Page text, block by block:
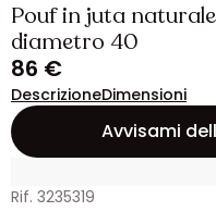
Pouf in juta
diametro 40
86 €
DescrizioneDimensioni
Avvisami
Rif. 3235319